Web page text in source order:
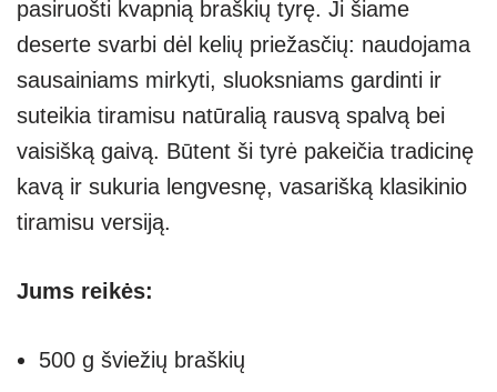
pasiruošti kvapnią braškių tyrę. Ji šiame
deserte svarbi dėl kelių priežasčių: naudojama
sausainiams mirkyti, sluoksniams gardinti ir
suteikia tiramisu natūralią rausvą spalvą bei
vaisišką gaivą. Būtent ši tyrė pakeičia tradicinę
kavą ir sukuria lengvesnę, vasarišką klasikinio
tiramisu versiją.
Jums reikės:
500 g šviežių braškių